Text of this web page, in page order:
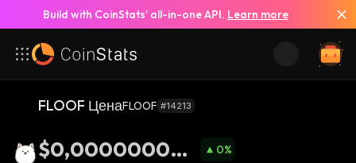
Build with CoinStats’ all-in-one API. Learn more
FLOOF ЦенаFLOOF #14213
$0,000000062
0%